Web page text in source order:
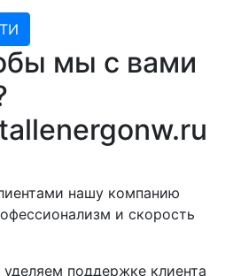
мы с вами
нашу компанию
и скорость
поддержке клиента